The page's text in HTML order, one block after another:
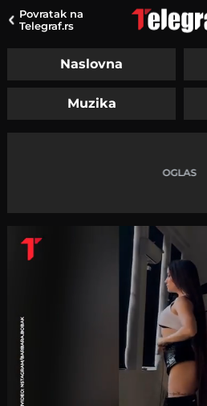
Povratak na
Telegraf.rs
Naslovna
Muzika